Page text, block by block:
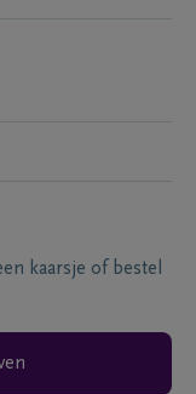
kaarsje of bestel